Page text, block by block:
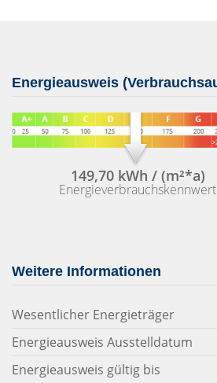
Energieausweis
149,70 kWh / (m²*a)
Energieverbrauchskennwert
Weitere Informationen
Wesentlicher Energieträger
Energieausweis Ausstelldatum
Energieausweis gültig bis